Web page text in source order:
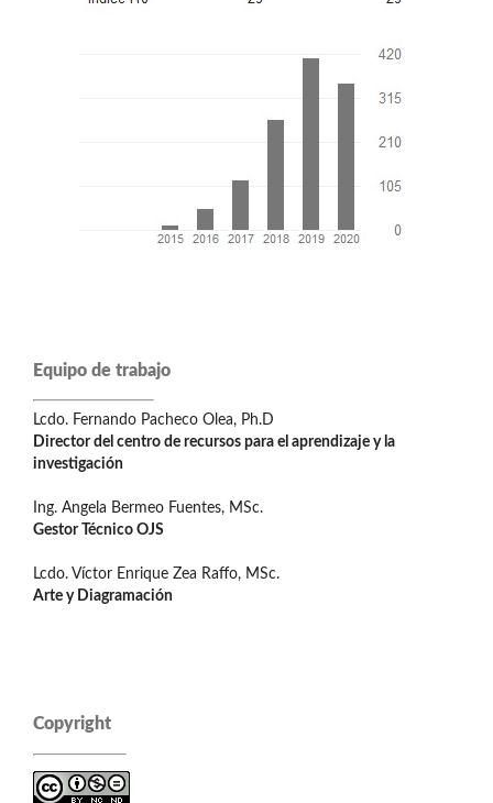
Equipo de trabajo
Lcdo. Fernando Pacheco Olea, Ph.D
Director del centro de recursos para el aprendizaje y la
investigación
Ing. Angela Bermeo Fuentes, MSc.
Gestor Técnico OJS
Lcdo. Víctor Enrique Zea Raffo, MSc.
Arte y Diagramación
Copyright